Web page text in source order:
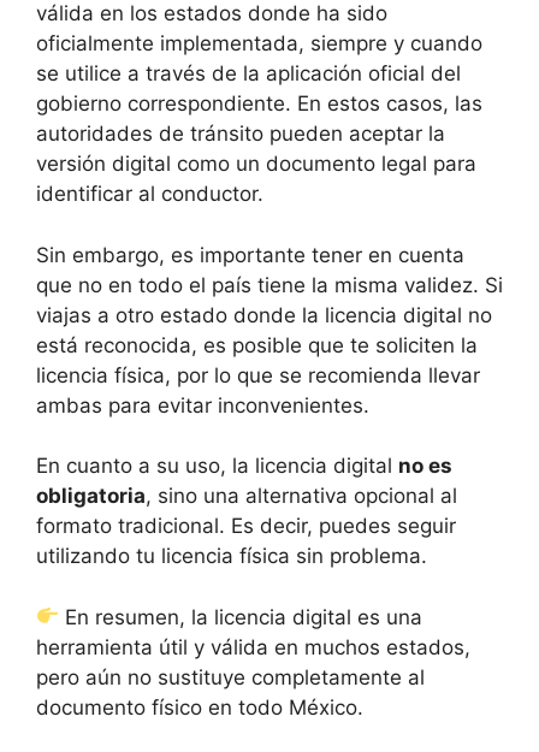
válida en los estados donde ha sido
oficialmente implementada, siempre y cuando
se utilice a través de la aplicación oficial del
gobierno correspondiente. En estos casos, las
autoridades de tránsito pueden aceptar la
versión digital como un documento legal para
identificar al conductor.
Sin embargo, es importante tener en cuenta
que no en todo el país tiene la misma validez. Si
viajas a otro estado donde la licencia digital no
está reconocida, es posible que te soliciten la
licencia física, por lo que se recomienda llevar
ambas para evitar inconvenientes.
En cuanto a su uso, la licencia digital no es
obligatoria, sino una alternativa opcional al
formato tradicional. Es decir, puedes seguir
utilizando tu licencia física sin problema.
En resumen, la licencia digital es una
herramienta útil y válida en muchos estados,
pero aún no sustituye completamente al
documento físico en todo México.